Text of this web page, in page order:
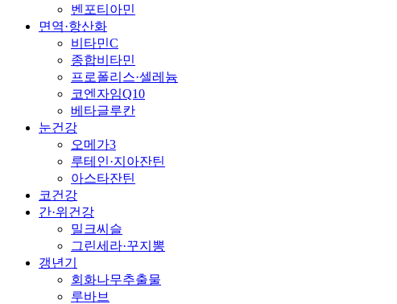
벤포티아민
면역·항산화
비타민C
종합비타민
프로폴리스·셀레늄
코엔자임Q10
베타글루칸
눈건강
오메가3
루테인·지아잔틴
아스타잔틴
코건강
간·위건강
밀크씨슬
그린세라·꾸지뽕
갱년기
회화나무추출물
루바브